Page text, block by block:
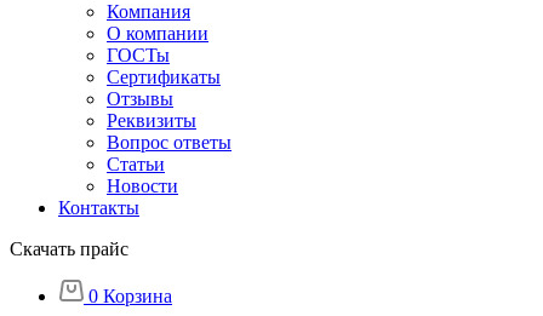
Компания
О компании
ГОСТы
Сертификаты
Отзывы
Реквизиты
Вопрос ответы
Статьи
Новости
Контакты
Скачать прайс
0 Корзина